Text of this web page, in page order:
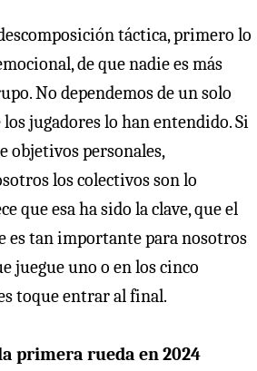
táctica, primero lo
de que nadie es más
No dependemos de un solo
los jugadores lo han entendido. Si
objetivos personales,
los colectivos son lo
que esa ha sido la clave, que el
es tan importante para nosotros
juegue uno o en los cinco
toque entrar al final.
primera rueda en 2024